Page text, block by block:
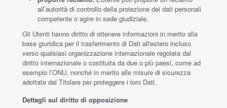
all’autorità di controllo della protezione dei dati personali
competente o agire in sede giudiziale.
Gli Utenti hanno diritto di ottenere informazioni in merito alla
base giuridica per il trasferimento di Dati all'estero incluso
verso qualsiasi organizzazione internazionale regolata dal
diritto internazionale o costituita da due o più paesi, come ad
esempio l’ONU, nonché in merito alle misure di sicurezza
adottate dal Titolare per proteggere i loro Dati.
Dettagli sul diritto di opposizione